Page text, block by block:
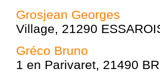
Grosjean Georges
Village, 21290
Gréco Bruno
1 en Parivaret, 21490